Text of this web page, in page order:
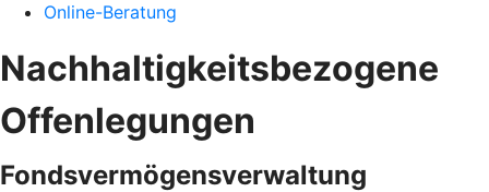
Online-Beratung
Nachhaltigkeitsbezogene
Offenlegungen
Fondsvermögensverwaltung